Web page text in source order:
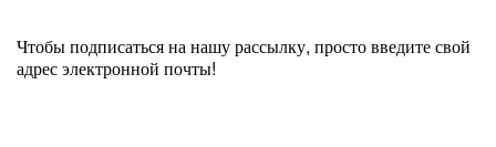
Чтобы подписаться на нашу рассылку, просто введите свой
адрес электронной почты!